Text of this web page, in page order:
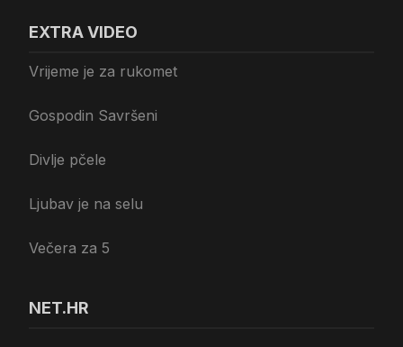
EXTRA VIDEO
Vrijeme je za rukomet
Gospodin Savršeni
Divlje pčele
Ljubav je na selu
Večera za 5
NET.HR